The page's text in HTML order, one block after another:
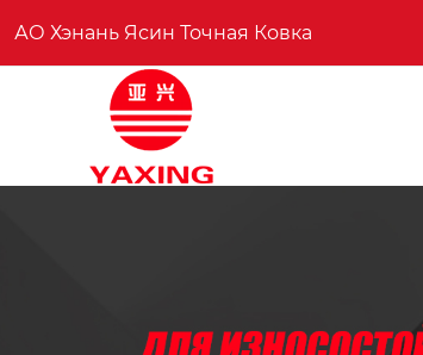
АО Хэнань Ясин Точная Ковка